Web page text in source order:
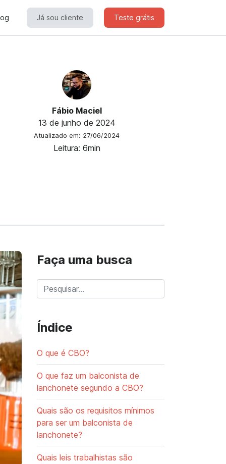
Já sou cliente Teste grátis
Fábio Maciel
13 de junho de 2024
Atualizado em: 27/06/2024
Leitura: 6min
Faça uma busca
Índice
O que é CBO?
O que faz um balconista de
lanchonete segundo a CBO?
Quais são os requisitos mínimos
para ser um balconista de
lanchonete?
Quais leis trabalhistas são